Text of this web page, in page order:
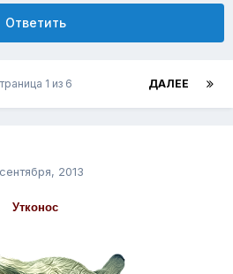
Ответить
ДАЛЕЕ
1 из 6
2013
Утконос